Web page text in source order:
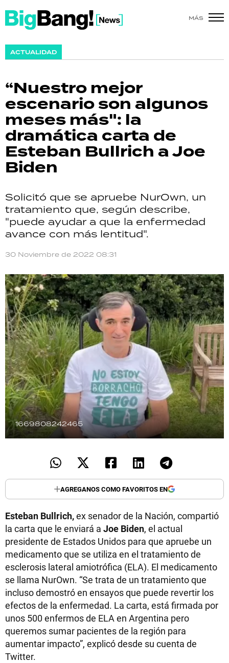
MÁS
ACTUALIDAD
“Nuestro mejor
escenario son algunos
meses más": la
dramática carta de
Esteban Bullrich a Joe
Biden
Solicitó que se apruebe NurOwn, un
tratamiento que, según describe,
"puede ayudar a que la enfermedad
avance con más lentitud".
30 Noviembre de 2022 08:31
1669808242465
AGREGANOS COMO FAVORITOS EN
Esteban Bullrich,ex senador de la Nación, compartió
la carta que le enviará a Joe Biden, el actual
presidente de Estados Unidos para que apruebe un
medicamento que se utiliza en el tratamiento de
esclerosis lateral amiotrófica (ELA). El medicamento
se llama NurOwn. “Se trata de un tratamiento que
incluso demostró en ensayos que puede revertir los
efectos de la enfermedad. La carta, está firmada por
unos 500 enfermos de ELA en Argentina pero
queremos sumar pacientes de la región para
aumentar impacto”, explicó desde su cuenta de
Twitter.
SHOW
ACTUALIDAD
POLICIALES
ECONOMÍA
GRAN HERMANO
SALUD
DEPORTES
TECNOLOGÍA
RECETAS
PALABRAS
HORÓSCOPO
Seguinos